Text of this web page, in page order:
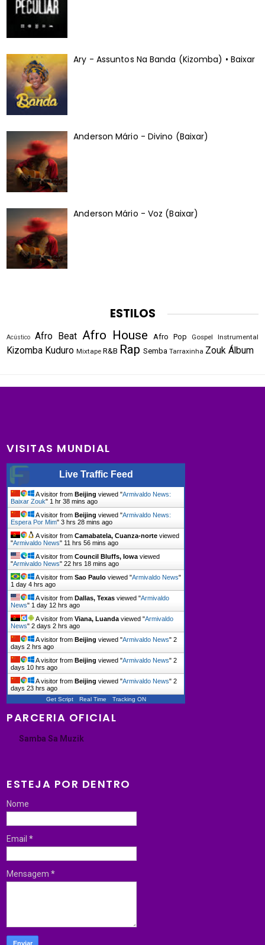
Ary - Assuntos Na Banda (Kizomba) • Baixar
Anderson Mário - Divino (Baixar)
Anderson Mário - Voz (Baixar)
ESTILOS
Acústico Afro Beat Afro House Afro Pop Gospel Instrumental
Kizomba Kuduro Mixtape R&B Rap Semba Tarraxinha Zouk Álbum
VISITAS MUNDIAL
Live Traffic Feed
A visitor fromBeijing viewed "Armivaldo News:
Baixar Zouk" 1 hr 38 mins ago
A visitor fromBeijing viewed "Armivaldo News:
Espera Por Mim"3 hrs 28 mins ago
A visitor fromCamabatela, Cuanza-norte viewed
"Armivaldo News" 11 hrs 56 mins ago
A visitor fromCouncil Bluffs, Iowa viewed
"Armivaldo News"22 hrs 18 mins ago
A visitor fromSao Paulo viewed "Armivaldo News"
1 day 4 hrs ago
A visitor fromDallas, Texas viewed "Armivaldo
News" 1 day 12 hrs ago
A visitor fromViana, Luanda viewed "Armivaldo
News"2 days 2 hrs ago
A visitor fromBeijing viewed "Armivaldo News"2
days 2 hrs ago
A visitor fromBeijing viewed "Armivaldo News"2
days 10 hrs ago
A visitor fromBeijing viewed "Armivaldo News"2
days 23 hrs ago
Get Script Real Time Tracking ON
PARCERIA OFICIAL
Samba Sa Muzik
ESTEJA POR DENTRO
Nome
Email*
Mensagem*